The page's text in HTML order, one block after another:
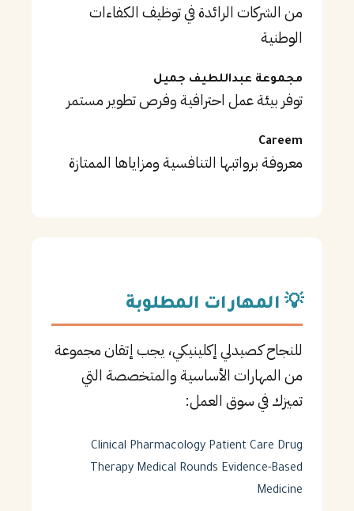
من الشركات الرائدة في توظيف الكفاءات
الوطنية
مجموعة عبداللطيف جميل
توفر بيئة عمل احترافية وفرص تطوير مستمر
Careem
معروفة برواتبها التنافسية ومزاياها الممتازة
💡 المهارات المطلوبة
للنجاح كـصيدلي إكلينيكي، يجب إتقان مجموعة
من المهارات الأساسية والمتخصصة التي
تميزك في سوق العمل:
Clinical Pharmacology Patient Care Drug
Therapy Medical Rounds Evidence-Based
Medicine